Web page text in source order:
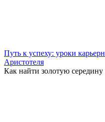
Путь к успеху: уроки
Аристотеля
Как найти золотую